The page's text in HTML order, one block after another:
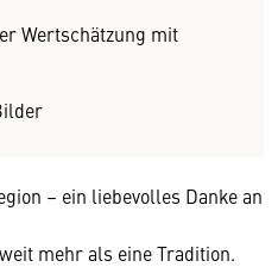
Wertschätzung mit
– ein liebevolles Danke an
mehr als eine Tradition.